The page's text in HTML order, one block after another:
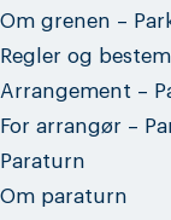
Om grenen –
Regler og
Arrangement –
For arrangør –
Paraturn
Om paraturn